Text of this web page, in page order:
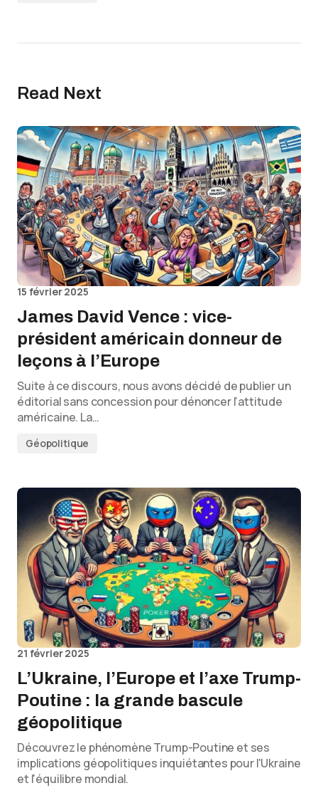
Read Next
15 février 2025
James David Vence : vice-
président américain donneur de
leçons à l’Europe
Suite à ce discours, nous avons décidé de publier un
éditorial sans concession pour dénoncer l’attitude
américaine. La…
Géopolitique
21 février 2025
L’Ukraine, l’Europe et l’axe Trump-
Poutine : la grande bascule
géopolitique
Découvrez le phénomène Trump-Poutine et ses
implications géopolitiques inquiétantes pour l'Ukraine
et l'équilibre mondial.